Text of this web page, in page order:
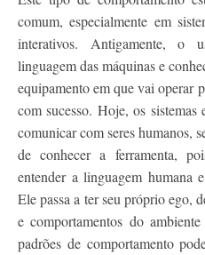
comum, especialmente em
interativos. Antigamente, o
linguagem das máquinas e
equipamento em que vai operar
com sucesso. Hoje, os sistemas
comunicar com seres humanos,
de conhecer a ferramenta,
entender a linguagem humana
Ele passa a ter seu próprio ego,
e comportamentos do
padrões de comportamento